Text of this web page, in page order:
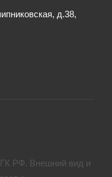
д.38,
ГК РФ. Внешний вид и